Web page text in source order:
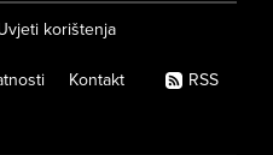
korištenja
Kontakt RSS